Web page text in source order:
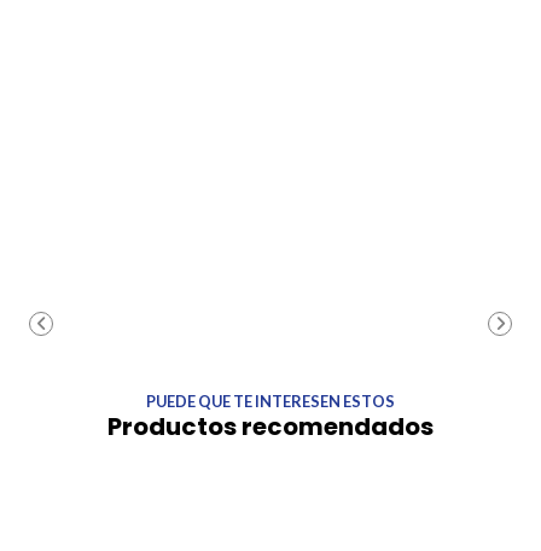
PUEDE QUE TE INTERESEN ESTOS
Productos recomendados